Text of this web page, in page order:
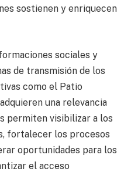
sostienen y enriquecen
sociales y
de transmisión de los
como el Patio
una relevancia
permiten visibilizar a los
fortalecer los procesos
oportunidades para los
el acceso